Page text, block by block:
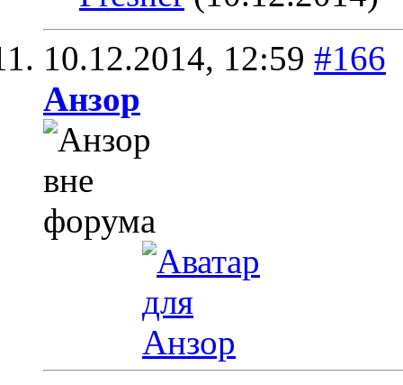
10.12.2014, 12:59 #166
Анзор